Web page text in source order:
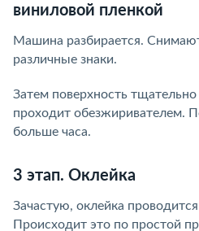
виниловой пленкой
Машина разбирается.
различные знаки.
Затем поверхность
проходит обезжиривателем.
больше часа.
3 этап. Оклейка
Зачастую, оклейка
Происходит это по простой